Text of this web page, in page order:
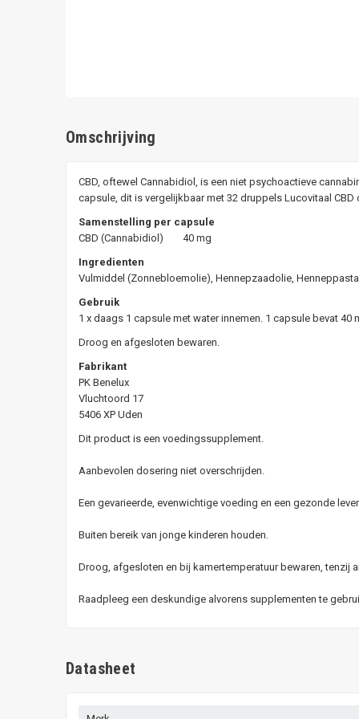
Omschrijving
CBD, oftewel Cannabidiol, is een niet psychoactieve
capsule, dit is vergelijkbaar met 32 druppels Lucovitaal CBD
Samenstelling per capsule
CBD (Cannabidiol) 40 mg
Ingredienten
Vulmiddel (Zonnebloemolie), Hennepzaadolie,
Gebruik
1 x daags 1 capsule met water innemen. 1 capsule bevat 40
Droog en afgesloten bewaren.
Fabrikant
PK Benelux
Vluchtoord 17
5406 XP Uden
Dit product is een voedingssupplement.
Aanbevolen dosering niet overschrijden.
Een gevarieerde, evenwichtige voeding en een gezonde
Buiten bereik van jonge kinderen houden.
Droog, afgesloten en bij kamertemperatuur bewaren, tenzij
Raadpleeg een deskundige alvorens supplementen te
Datasheet